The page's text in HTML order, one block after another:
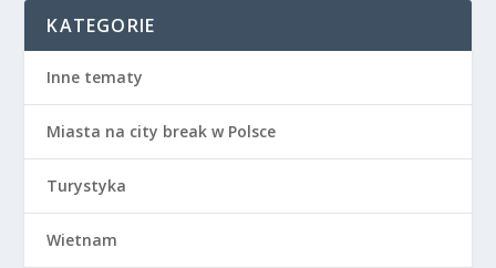
KATEGORIE
Inne tematy
Miasta na city break w Polsce
Turystyka
Wietnam